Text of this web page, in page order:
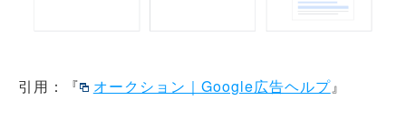
引用：『 オークション｜Google広告ヘルプ』